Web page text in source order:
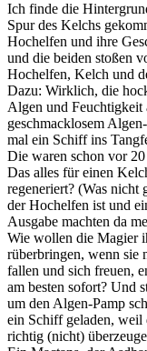
Ich finde die
Spur des Kelchs
Hochelfen und ihre
und die beiden stoßen
Hochelfen, Kelch und
Dazu: Wirklich, die
Algen und Feuchtigkeit
geschmacklosem
mal ein Schiff ins
Die waren schon vor
Das alles für einen
regeneriert? (Was nicht
der Hochelfen ist und
Ausgabe machten da
Wie wollen die Magier
rüberbringen, wenn sie
fallen und sich freuen,
am besten sofort? Und
um den Algen-Pamp
ein Schiff geladen, weil
richtig (nicht)